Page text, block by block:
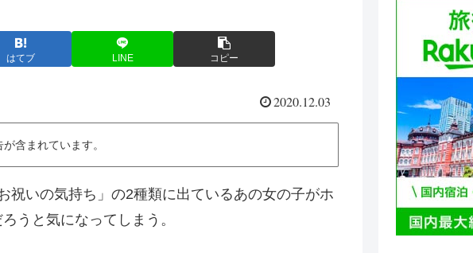
はてブ LINE コピー
2020.12.03
含まれています。
祝いの気持ち」の2種類に出ているあの女の子がホ
うと気になってしまう。